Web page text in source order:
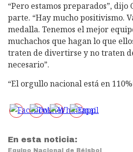
“Pero estamos preparados”, dijo
parte. “Hay mucho positivismo.
medalla. Tenemos el mejor
muchachos que hagan lo que
traten de divertirse y no traten
necesario”.
“El orgullo nacional está en
En esta noticia:
Equipo Nacional de Béisbol